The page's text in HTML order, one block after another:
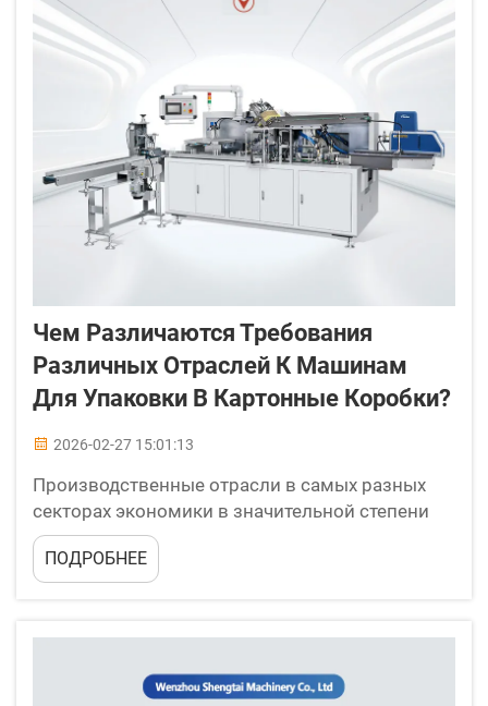
Чем Различаются Требования
Различных Отраслей К Машинам
Для Упаковки В Картонные Коробки?
2026-02-27 15:01:13
Производственные отрасли в самых разных
секторах экономики в значительной степени
полагаются на автоматизированные решения
для упаковки, чтобы поддерживать
эффективность и сохранность продукции.
картонные коробки играют ключевую роль в
потребителей в безупречном...
ПОДРОБНЕЕ